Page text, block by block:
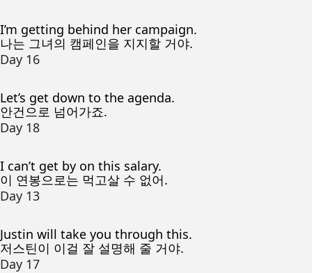
I’m getting behind her campaign.
나는 그녀의 캠페인을 지지할 거야.
Day 16
Let’s get down to the agenda.
안건으로 넘어가죠.
Day 18
I can’t get by on this salary.
이 연봉으로는 먹고살 수 없어.
Day 13
Justin will take you through this.
저스틴이 이걸 잘 설명해 줄 거야.
Day 17